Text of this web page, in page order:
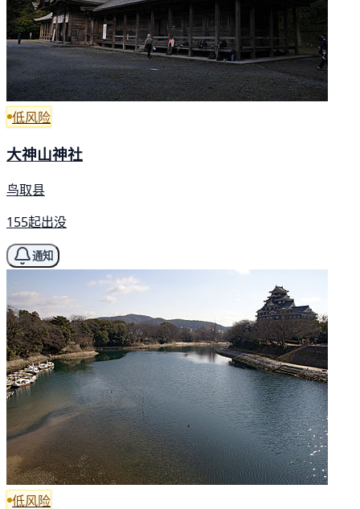
低风险
大神山神社
鸟取县
155起出没
通知
低风险